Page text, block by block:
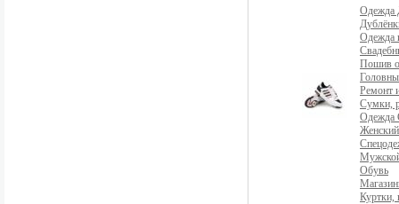
Одежда
Одежда
Пошив
Ремонт
Сумки,
Одежда
Обувь
Куртки,